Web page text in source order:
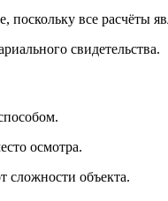
поскольку все расчёты
свидетельства.
осмотра.
сложности объекта.